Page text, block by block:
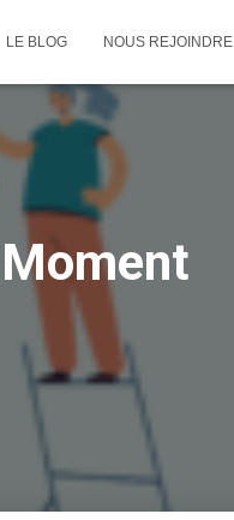
LE BLOG NOUS REJOINDRE